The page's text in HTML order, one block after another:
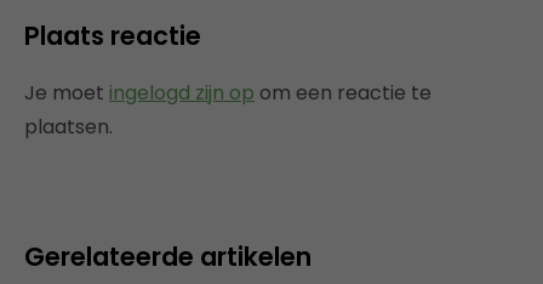
Plaats reactie
Je moet ingelogd zijn op om een reactie te
plaatsen.
Gerelateerde artikelen